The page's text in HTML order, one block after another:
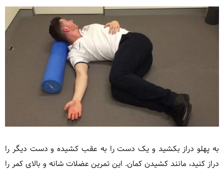
به پهلو دراز بکشید و یک دست را به عقب کشیده و دست دیگر را
دراز کنید، مانند کشیدن کمان. این تمرین عضلات شانه و بالای کمر را